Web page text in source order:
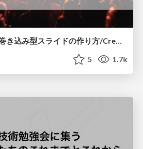
ライブ感を生む 巻き込み型スライドの作り方/Create your slide like a heavy metal concert
5 1.7k